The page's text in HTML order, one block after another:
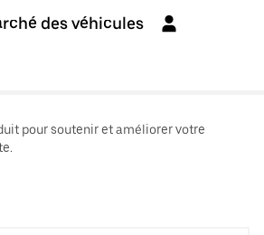
des véhicules
pour soutenir et améliorer votre